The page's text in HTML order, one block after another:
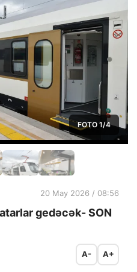
FOTO 1/4
20 May 2026 / 08:56
gedəcək- SON
A- A+